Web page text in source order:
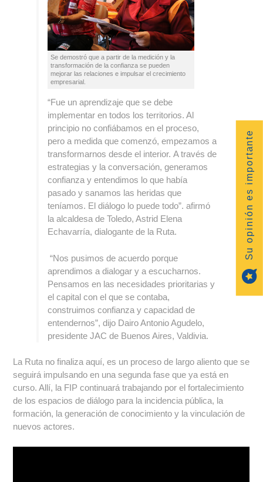
Se demostró que a partir de la medición y la
transformación de la confianza se pueden
mejorar las relaciones e impulsar el crecimiento
empresarial.
“Fue un aprendizaje que se debe
implementar en todos los territorios. Al
principio no confiábamos en el proceso,
pero a medida que comenzó, empezamos a
transformarnos desde el interior. A través de
estrategias y la conversación, generamos
confianza y entendimos lo que había
pasado y sanamos las heridas que
teníamos. El diálogo lo puede todo”. afirmó
la alcaldesa de Toledo, Astrid Elena
Echavarría, dialogante de la Ruta.
“Nos pusimos de acuerdo porque
aprendimos a dialogar y a escucharnos.
Pensamos en las necesidades prioritarias y
el capital con el que se contaba,
construimos confianza y capacidad de
entendernos”, dijo Dairo Antonio Agudelo,
presidente JAC de Buenos Aires, Valdivia.
La Ruta no finaliza aquí, es un proceso de largo aliento que se
seguirá impulsando en una segunda fase que ya está en
curso. Allí, la FIP continuará trabajando por el fortalecimiento
de los espacios de diálogo para la incidencia pública, la
formación, la generación de conocimiento y la vinculación de
nuevos actores.
Su opinión es importante